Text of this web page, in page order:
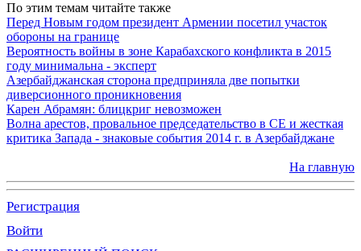
По этим темам читайте также
Перед Новым годом президент Армении посетил участок
обороны на границе
Вероятность войны в зоне Карабахского конфликта в 2015
году минимальна - эксперт
Азербайджанская сторона предприняла две попытки
диверсионного проникновения
Карен Абрамян: блицкриг невозможен
Волна арестов, провальное председательство в СЕ и жесткая
критика Запада - знаковые события 2014 г. в Азербайджане
На главную
Регистрация
Войти